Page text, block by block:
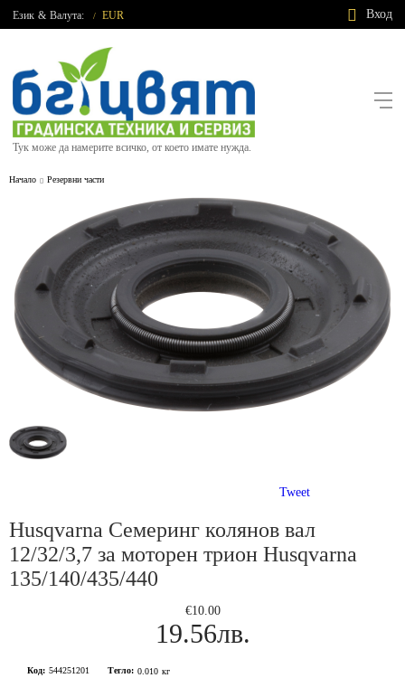
Език & Валута: / EUR Вход
Тук може да намерите всичко, от което имате нужда.
Начало Резервни части
Tweet
Husqvarna Семеринг колянов вал
12/32/3,7 за моторен трион Husqvarna
135/140/435/440
€10.00
19.56лв.
Код: 544251201 Тегло: 0.010 кг